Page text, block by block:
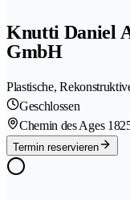
Knutti Daniel
GmbH
Plastische,
Geschlossen
Chemin des Ages 18
Termin reservieren